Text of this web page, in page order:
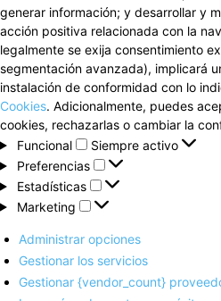
generar información; y desarrollar y
acción positiva relacionada con la
legalmente se exija consentimiento
segmentación avanzada), implicará
instalación de conformidad con lo
Cookies. Adicionalmente, puedes
cookies, rechazarlas o cambiar la
Funcional
Funcional
Siempre activo
Preferencias
Preferencias
Estadísticas
Estadísticas
Marketing
Marketing
Administrar opciones
Gestionar los servicios
Gestionar {vendor_count}